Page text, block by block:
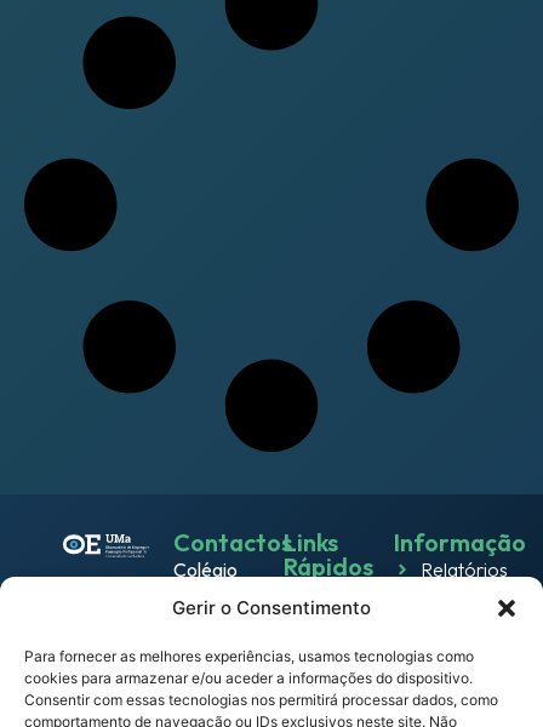
Gerir o Consentimento
Para fornecer as melhores experiências, usamos tecnologias como
cookies para armazenar e/ou aceder a informações do dispositivo.
Consentir com essas tecnologias nos permitirá processar dados, como
comportamento de navegação ou IDs exclusivos neste site. Não
Contactos
Colégio
dos
Rua dos
Ferreiros
9000-
Links
Rápidos
Emprego
& Live
Eventos
Informação
Relatórios
Política de
Política
de